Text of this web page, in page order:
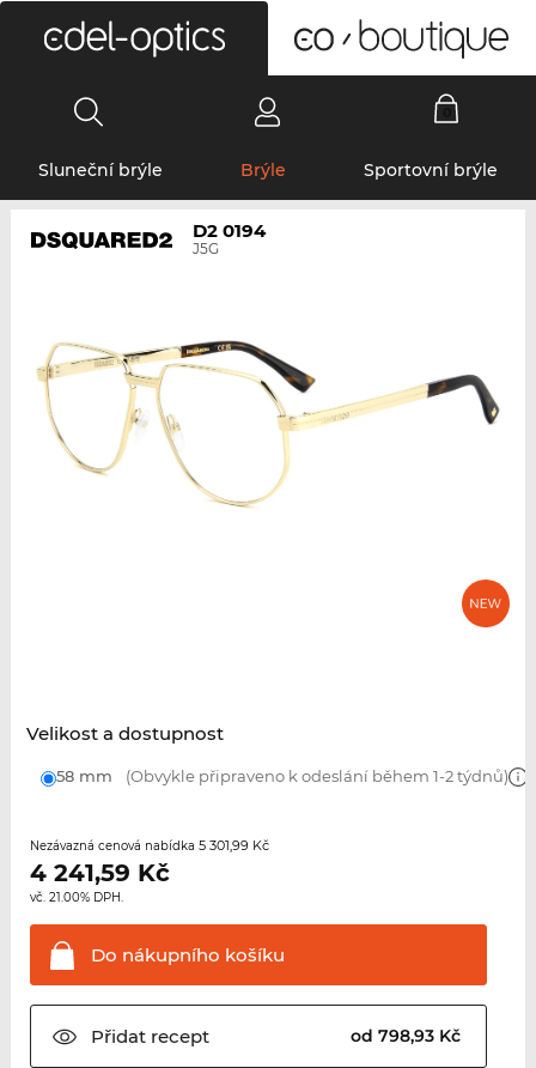
Sluneční brýle Brýle Sportovní brýle
D2 0194
J5G
Velikost a dostupnost
58 mm (Obvykle připraveno k odeslání během 1-2 týdnů)
Nezávazná cenová nabídka 5 301,99 Kč
4 241,59 Kč
vč. 21.00% DPH.
Do nákupního košíku
Přidatrecept od 798,93 Kč